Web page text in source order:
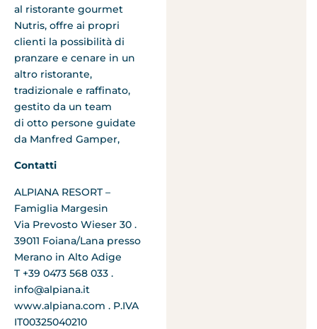
al ristorante gourmet
Nutris, offre ai propri
clienti la possibilità di
pranzare e cenare in un
altro ristorante,
tradizionale e raffinato,
gestito da un team
di otto persone guidate
da Manfred Gamper,
Contatti
ALPIANA RESORT –
Famiglia Margesin
Via Prevosto Wieser 30 .
39011 Foiana/Lana presso
Merano in Alto Adige
T +39 0473 568 033 .
info@alpiana.it
www.alpiana.com . P.IVA
IT00325040210